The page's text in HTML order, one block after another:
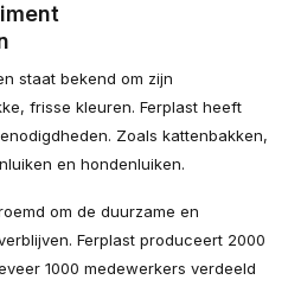
staat bekend om zijn
frisse kleuren. Ferplast heeft
Zoals kattenbakken,
en hondenluiken.
om de duurzame en
Ferplast produceert 2000
1000 medewerkers verdeeld